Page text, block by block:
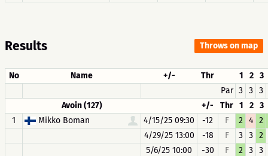
Results Throws on map
No Name +/- Thr 1 2 3
Par 3 3
3
Avoin (127)
+/- Thr 1 2 3
1
Mikko Boman 4/15/25 09:30 -12 F 2 4
2
4/29/25 13:00
-18 F 3 3
2
5/6/25 10:00
-30 F 2 3
3